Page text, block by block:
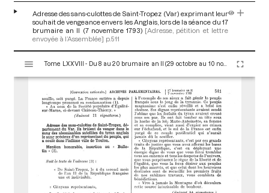
Adresse des sans-culottes de Saint-Tropez (Var) exprimant leur
souhait de vengeance envers les Anglais, lors de la séance du 17
brumaire an II (7 novembre 1793) [Adresse, pétition et lettre
envoyée à l’Assemblée] p.511
s